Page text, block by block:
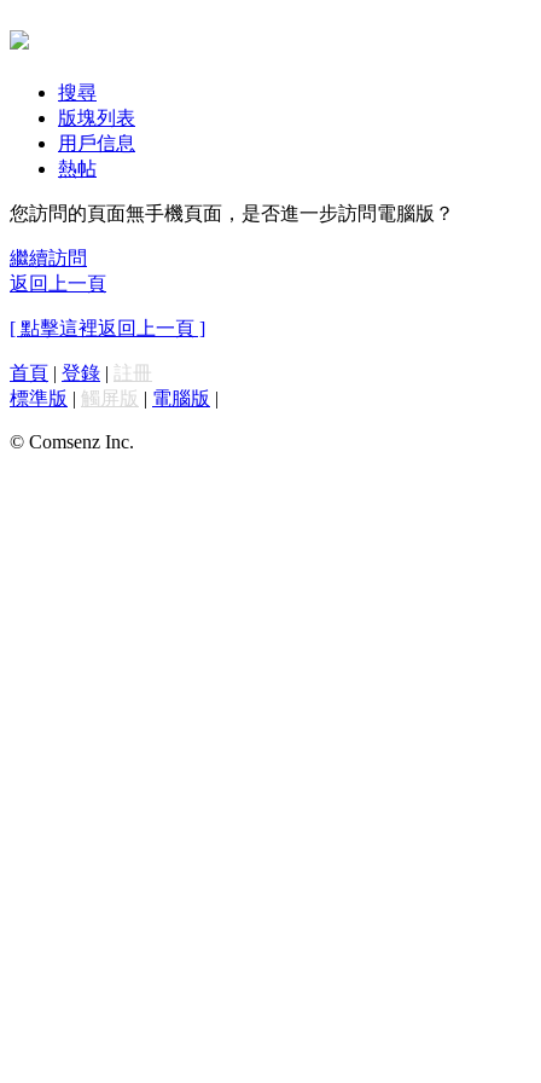
搜尋
版塊列表
用戶信息
熱帖
您訪問的頁面無手機頁面，是否進一步訪問電腦版？
繼續訪問
返回上一頁
[ 點擊這裡返回上一頁 ]
首頁 | 登錄 | 註冊
標準版 | 觸屏版 | 電腦版 |
© Comsenz Inc.